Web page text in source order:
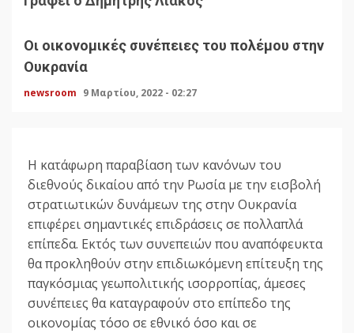
Οι οικονομικές συνέπειες του πολέμου στην
Ουκρανία
newsroom 9 Μαρτίου, 2022 - 02:27
Η κατάφωρη παραβίαση των κανόνων του
διεθνούς δικαίου από την Ρωσία με την εισβολή
στρατιωτικών δυνάμεων της στην Ουκρανία
επιφέρει σημαντικές επιδράσεις σε πολλαπλά
επίπεδα. Εκτός των συνεπειών που αναπόφευκτα
θα προκληθούν στην επιδιωκόμενη επίτευξη της
παγκόσμιας γεωπολιτικής ισορροπίας, άμεσες
συνέπειες θα καταγραφούν στο επίπεδο της
οικονομίας τόσο σε εθνικό όσο και σε